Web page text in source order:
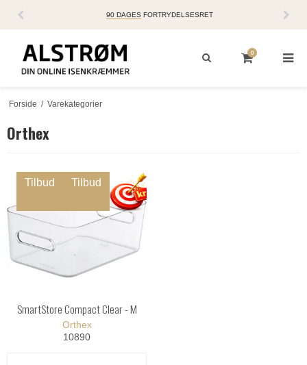
90 DAGES FORTRYDELSESRET
0
Forside / Varekategorier
Orthex
Tilbud Tilbud
SmartStore Compact Clear - M
Orthex
10890